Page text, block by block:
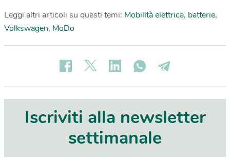
Leggi altri articoli su questi temi: Mobilità elettrica, batterie,
Volkswagen, MoDo
Iscriviti alla newsletter
settimanale